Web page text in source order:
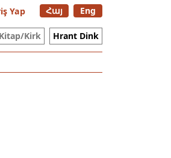
Yap Հայ Eng
Kitap/Kirk Hrant Dink